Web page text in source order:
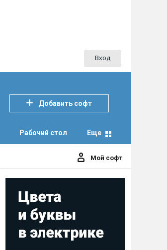
Вход
Добавить софт
Рабочий стол Еще
Мой софт